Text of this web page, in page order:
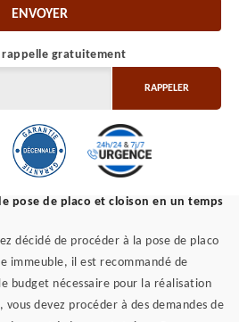
rappelle gratuitement
pose de placo et cloison en un temps
décidé de procéder à la pose de placo
immeuble, il est recommandé de
budget nécessaire pour la réalisation
devez procéder à des demandes de